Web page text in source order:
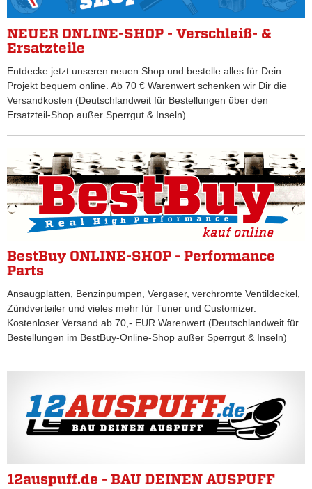
NEUER ONLINE-SHOP - Verschleiß- &
Ersatzteile
Entdecke jetzt unseren neuen Shop und bestelle alles für Dein
Projekt bequem online. Ab 70 € Warenwert schenken wir Dir die
Versandkosten (Deutschlandweit für Bestellungen über den
Ersatzteil-Shop außer Sperrgut & Inseln)
BestBuy ONLINE-SHOP - Performance
Parts
Ansaugplatten, Benzinpumpen, Vergaser, verchromte Ventildeckel,
Zündverteiler und vieles mehr für Tuner und Customizer.
Kostenloser Versand ab 70,- EUR Warenwert (Deutschlandweit für
Bestellungen im BestBuy-Online-Shop außer Sperrgut & Inseln)
12auspuff.de - BAU DEINEN AUSPUFF